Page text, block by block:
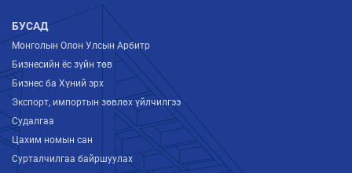
БУСАД
Монголын Олон Улсын Арбитр
Бизнесийн ёс зүйн төв
Бизнес ба Хүний эрх
Экспорт, импортын зөвлөх үйлчилгээ
Судалгаа
Цахим номын сан
Сурталчилгаа байршуулах